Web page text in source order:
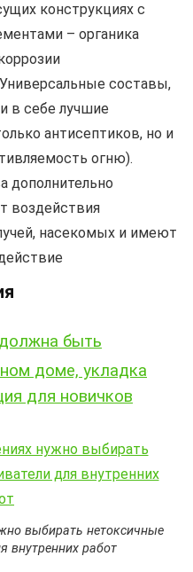
конструкциях с
– органика
Универсальные составы,
в себе лучшие
антисептиков, но и
огню).
дополнительно
воздействия
насекомых и имеют
быть
доме, укладка
для новичков
выбирать нетоксичные
внутренних работ